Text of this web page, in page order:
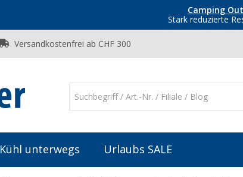
Camping
Stark reduzierte
Versandkostenfrei ab CHF 300
Kühl unterwegs Urlaubs SALE